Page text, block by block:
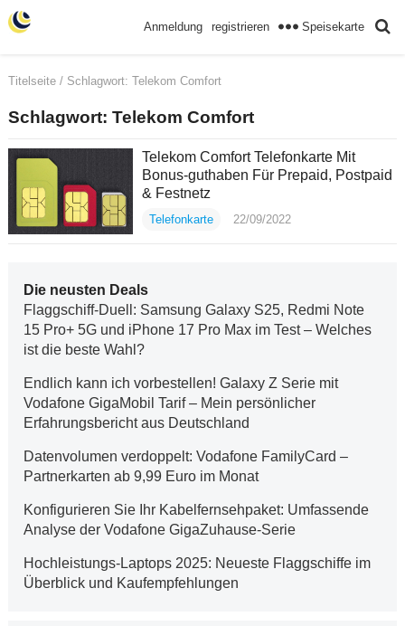
Anmeldung registrieren Speisekarte
Titelseite/ Schlagwort: Telekom Comfort
Schlagwort: Telekom Comfort
Telekom Comfort Telefonkarte Mit
Bonus-guthaben Für Prepaid, Postpaid
& Festnetz
Telefonkarte 22/09/2022
Die neusten Deals
Flaggschiff-Duell: Samsung Galaxy S25, Redmi Note
15 Pro+ 5G und iPhone 17 Pro Max im Test – Welches
ist die beste Wahl?
Endlich kann ich vorbestellen! Galaxy Z Serie mit
Vodafone GigaMobil Tarif – Mein persönlicher
Erfahrungsbericht aus Deutschland
Datenvolumen verdoppelt: Vodafone FamilyCard –
Partnerkarten ab 9,99 Euro im Monat
Konfigurieren Sie Ihr Kabelfernsehpaket: Umfassende
Analyse der Vodafone GigaZuhause-Serie
Hochleistungs-Laptops 2025: Neueste Flaggschiffe im
Überblick und Kaufempfehlungen